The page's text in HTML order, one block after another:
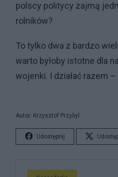
polscy politycy zajmą
rolników?
To tylko dwa z bardzo
warto byłoby istotne dla
wojenki. I działać razem
Autor: Krzysztof Przybyl
Udostępnij